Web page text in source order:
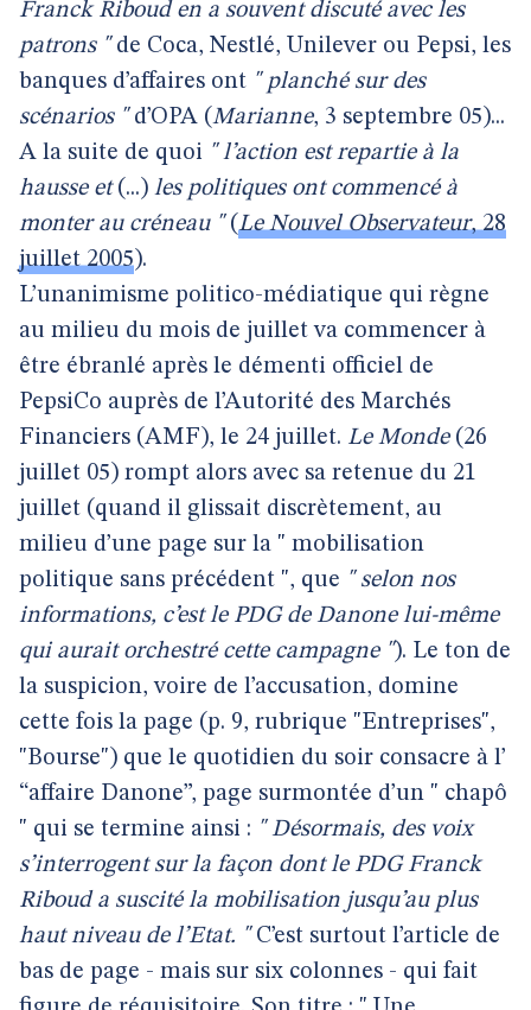
Franck Riboud en a souvent discuté avec les
patrons "de Coca, Nestlé, Unilever ou Pepsi, les
banques d’affaires ont " planché sur des
scénarios "d’OPA (Marianne, 3 septembre 05)...
A la suite de quoi " l’action est repartie à la
hausse et (...) les politiques ont commencé à
monter au créneau "(Le Nouvel Observateur, 28
juillet 2005).
L’unanimisme politico-médiatique qui règne
au milieu du mois de juillet va commencer à
être ébranlé après le démenti officiel de
PepsiCo auprès de l’Autorité des Marchés
Financiers (AMF), le 24 juillet. Le Monde(26
juillet 05) rompt alors avec sa retenue du 21
juillet (quand il glissait discrètement, au
milieu d’une page sur la " mobilisation
politique sans précédent ", que " selon nos
informations, c’est le PDG de Danone lui-même
qui aurait orchestré cette campagne "). Le ton de
la suspicion, voire de l’accusation, domine
cette fois la page (p. 9, rubrique "Entreprises",
"Bourse") que le quotidien du soir consacre à l’
“affaire Danone”, page surmontée d’un " chapô
" qui se termine ainsi : " Désormais, des voix
s’interrogent sur la façon dont le PDG Franck
Riboud a suscité la mobilisation jusqu’au plus
haut niveau de l’Etat. "C’est surtout l’article de
bas de page - mais sur six colonnes - qui fait